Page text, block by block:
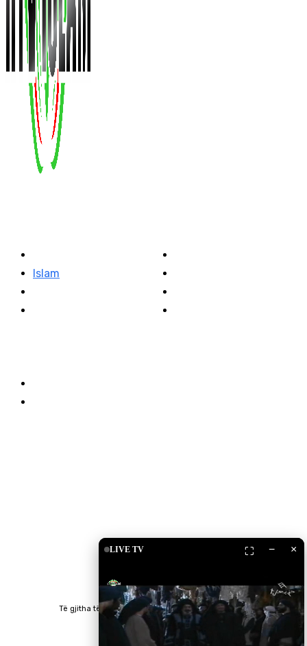
Islam
Të gjitha të drejtat e rezervuara © 2023 RTV Islam.
LIVE TV ⛶ − ×